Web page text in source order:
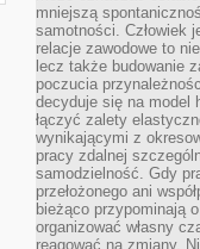
mniejszą
samotności. Człowiek
relacje zawodowe to
lecz także budowanie
poczucia
decyduje się na model
łączyć zalety
wynikającymi z
pracy zdalnej
samodzielność. Gdy
przełożonego ani
bieżąco przypominają
organizować własny
reagować na zmiany.